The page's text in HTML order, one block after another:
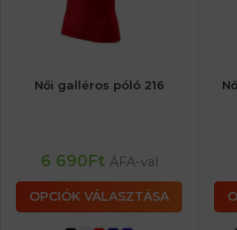
Női galléros póló 216
6 690Ft ÁFA-val
OPCIÓK VÁLASZTÁSA